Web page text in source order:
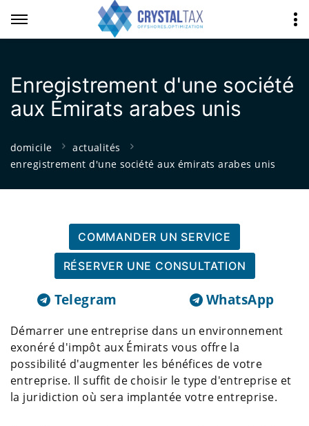
Enregistrement d'une société
aux Émirats arabes unis
domicile
actualités
enregistrement d'une société aux émirats arabes unis
COMMANDER UN SERVICE
RÉSERVER UNE CONSULTATION
Telegram WhatsApp
Démarrer une entreprise dans un environnement
exonéré d'impôt aux Émirats vous offre la
possibilité d'augmenter les bénéfices de votre
entreprise. Il suffit de choisir le type d'entreprise et
la juridiction où sera implantée votre entreprise.